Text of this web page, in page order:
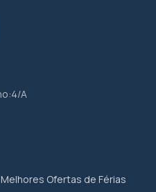
A
Ofertas de Férias